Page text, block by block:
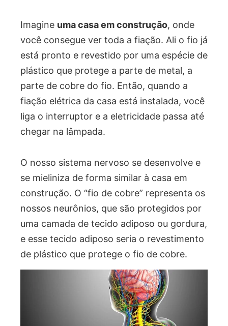
Imagine uma casa em construção, onde
você consegue ver toda a fiação. Ali o fio já
está pronto e revestido por uma espécie de
plástico que protege a parte de metal, a
parte de cobre do fio. Então, quando a
fiação elétrica da casa está instalada, você
liga o interruptor e a eletricidade passa até
chegar na lâmpada.
O nosso sistema nervoso se desenvolve e
se mieliniza de forma similar à casa em
construção. O “fio de cobre” representa os
nossos neurônios, que são protegidos por
uma camada de tecido adiposo ou gordura,
e esse tecido adiposo seria o revestimento
de plástico que protege o fio de cobre.